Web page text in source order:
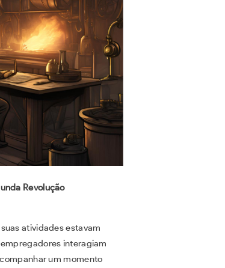
Revolução
atividades estavam
interagiam
um momento